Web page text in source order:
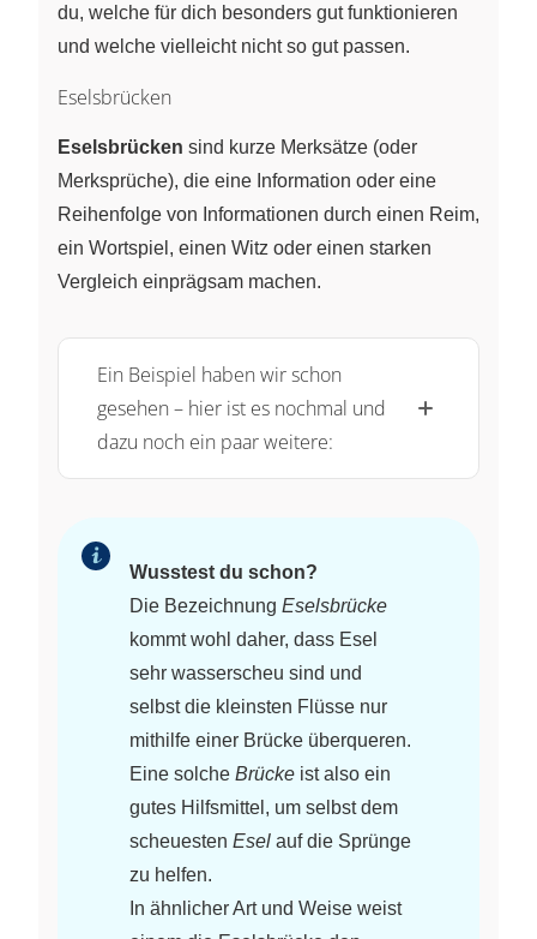
du, welche für dich besonders gut funktionieren
und welche vielleicht nicht so gut passen.
Eselsbrücken
Eselsbrücken sind kurze Merksätze (oder
Merksprüche), die eine Information oder eine
Reihenfolge von Informationen durch einen Reim,
ein Wortspiel, einen Witz oder einen starken
Vergleich einprägsam machen.
Ein Beispiel haben wir schon
gesehen – hier ist es nochmal und
dazu noch ein paar weitere:
Wusstest du schon?
Die Bezeichnung Eselsbrücke
kommt wohl daher, dass Esel
sehr wasserscheu sind und
selbst die kleinsten Flüsse nur
mithilfe einer Brücke überqueren.
Eine solche Brücke ist also ein
gutes Hilfsmittel, um selbst dem
scheuesten Esel auf die Sprünge
zu helfen.
In ähnlicher Art und Weise weist